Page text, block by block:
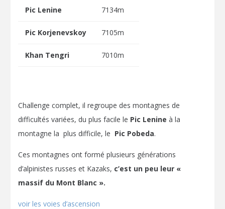
Pic Lenine 7134m
Pic Korjenevskoy 7105m
Khan Tengri 7010m
Challenge complet, il regroupe des montagnes de
difficultés variées, du plus facile le Pic Lenine à la
montagne la plus difficile, le Pic Pobeda.
Ces montagnes ont formé plusieurs générations
d’alpinistes russes et Kazaks, c’est un peu leur «
massif du Mont Blanc ».
voir les voies d’ascension